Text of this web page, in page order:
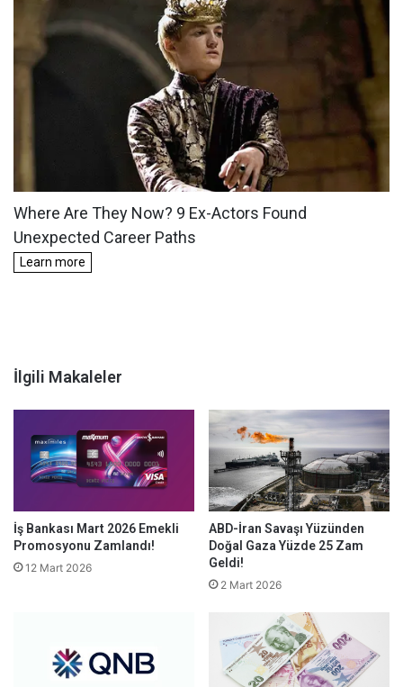
İlgili Makaleler
İş Bankası Mart 2026 Emekli
Promosyonu Zamlandı!
12 Mart 2026
ABD-İran Savaşı Yüzünden
Doğal Gaza Yüzde 25 Zam
Geldi!
2 Mart 2026